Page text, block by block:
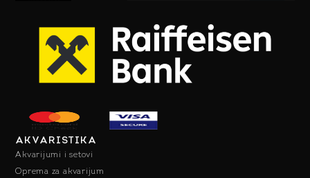
AKVARISTIKA
Akvarijumi i setovi
Oprema za akvarijum